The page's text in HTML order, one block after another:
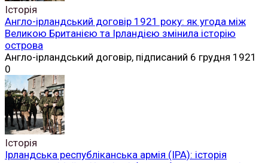
Історія
Англо-ірландський договір 1921 року: як угода між
Великою Британією та Ірландією змінила історію
острова
Англо-ірландський договір, підписаний 6 грудня 1921
0
Історія
Ірландська республіканська армія (ІРА): історія